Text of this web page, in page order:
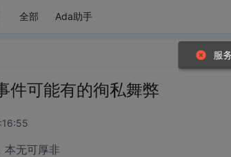
全部 Ada助手
件可能有的徇私舞弊
本无可厚非
服